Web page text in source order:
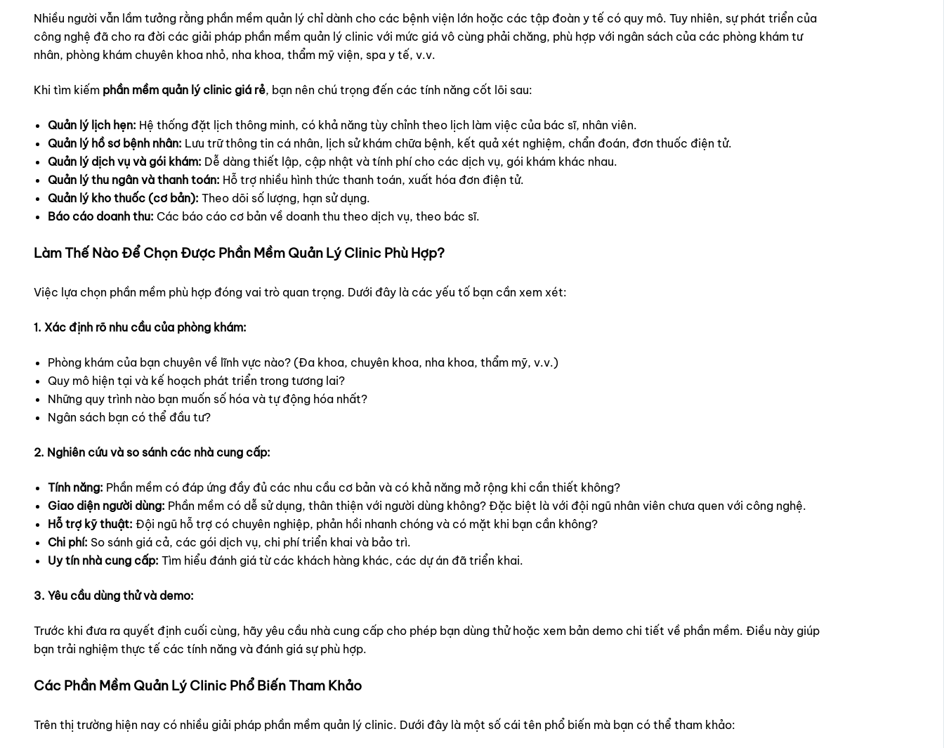
Nhiều người vẫn lầm tưởng rằng phần mềm quản lý chỉ dành cho các bệnh viện lớn hoặc các tập đoàn y tế có quy mô. Tuy nhiên, sự phát triển của
công nghệ đã cho ra đời các giải pháp phần mềm quản lý clinic với mức giá vô cùng phải chăng, phù hợp với ngân sách của các phòng khám tư
nhân, phòng khám chuyên khoa nhỏ, nha khoa, thẩm mỹ viện, spa y tế, v.v.
Khi tìm kiếm phần mềm quản lý clinic giá rẻ, bạn nên chú trọng đến các tính năng cốt lõi sau:
Quản lý lịch hẹn: Hệ thống đặt lịch thông minh, có khả năng tùy chỉnh theo lịch làm việc của bác sĩ, nhân viên.
Quản lý hồ sơ bệnh nhân: Lưu trữ thông tin cá nhân, lịch sử khám chữa bệnh, kết quả xét nghiệm, chẩn đoán, đơn thuốc điện tử.
Quản lý dịch vụ và gói khám: Dễ dàng thiết lập, cập nhật và tính phí cho các dịch vụ, gói khám khác nhau.
Quản lý thu ngân và thanh toán: Hỗ trợ nhiều hình thức thanh toán, xuất hóa đơn điện tử.
Quản lý kho thuốc (cơ bản): Theo dõi số lượng, hạn sử dụng.
Báo cáo doanh thu: Các báo cáo cơ bản về doanh thu theo dịch vụ, theo bác sĩ.
Làm Thế Nào Để Chọn Được Phần Mềm Quản Lý Clinic Phù Hợp?
Việc lựa chọn phần mềm phù hợp đóng vai trò quan trọng. Dưới đây là các yếu tố bạn cần xem xét:
1. Xác định rõ nhu cầu của phòng khám:
Phòng khám của bạn chuyên về lĩnh vực nào? (Đa khoa, chuyên khoa, nha khoa, thẩm mỹ, v.v.)
Quy mô hiện tại và kế hoạch phát triển trong tương lai?
Những quy trình nào bạn muốn số hóa và tự động hóa nhất?
Ngân sách bạn có thể đầu tư?
2. Nghiên cứu và so sánh các nhà cung cấp:
Tính năng: Phần mềm có đáp ứng đầy đủ các nhu cầu cơ bản và có khả năng mở rộng khi cần thiết không?
Giao diện người dùng: Phần mềm có dễ sử dụng, thân thiện với người dùng không? Đặc biệt là với đội ngũ nhân viên chưa quen với công nghệ.
Hỗ trợ kỹ thuật: Đội ngũ hỗ trợ có chuyên nghiệp, phản hồi nhanh chóng và có mặt khi bạn cần không?
Chi phí: So sánh giá cả, các gói dịch vụ, chi phí triển khai và bảo trì.
Uy tín nhà cung cấp: Tìm hiểu đánh giá từ các khách hàng khác, các dự án đã triển khai.
3. Yêu cầu dùng thử và demo:
Trước khi đưa ra quyết định cuối cùng, hãy yêu cầu nhà cung cấp cho phép bạn dùng thử hoặc xem bản demo chi tiết về phần mềm. Điều này giúp
bạn trải nghiệm thực tế các tính năng và đánh giá sự phù hợp.
Các Phần Mềm Quản Lý Clinic Phổ Biến Tham Khảo
Trên thị trường hiện nay có nhiều giải pháp phần mềm quản lý clinic. Dưới đây là một số cái tên phổ biến mà bạn có thể tham khảo: